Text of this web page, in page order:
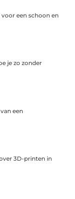
een schoon en
je zo zonder
een
3D-printen in